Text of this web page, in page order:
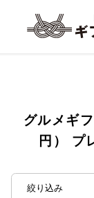
グルメギ
円） プ